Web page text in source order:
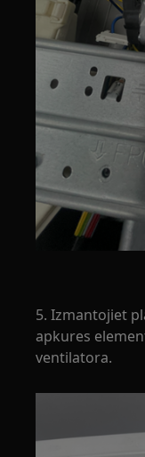
5. Izmantojiet
apkures
ventilatora.